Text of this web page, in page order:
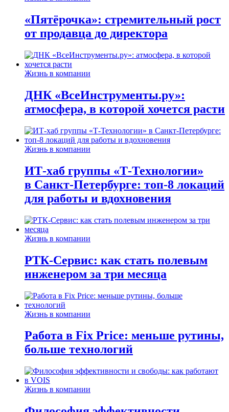
«Пятёрочка»: стремительный рост
от продавца до директора
Жизнь в компании
ДНК «ВсеИнструменты.ру»:
атмосфера, в которой хочется расти
Жизнь в компании
ИТ-хаб группы «Т-Технологии»
в Санкт-Петербурге: топ-8 локаций
для работы и вдохновения
Жизнь в компании
РТК-Сервис: как стать полевым
инженером за три месяца
Жизнь в компании
Работа в Fix Price: меньше рутины,
больше технологий
Жизнь в компании